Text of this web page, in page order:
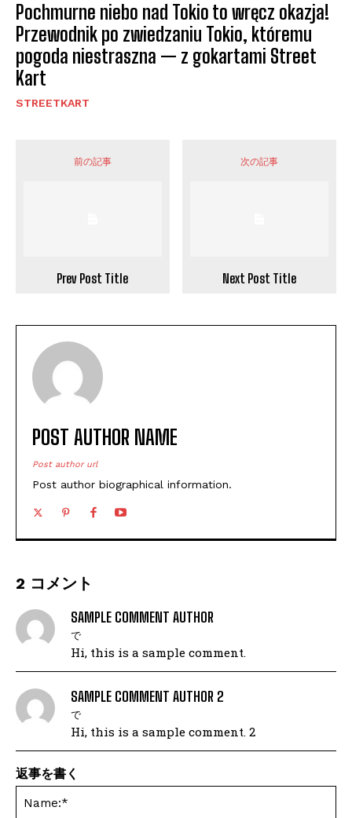
Pochmurne niebo nad Tokio to wręcz okazja!
Przewodnik po zwiedzaniu Tokio, któremu
pogoda niestraszna — z gokartami Street
Kart
STREETKART
前の記事
Prev Post Title
次の記事
Next Post Title
POST AUTHOR NAME
Post author url
Post author biographical information.
2 コメント
SAMPLE COMMENT AUTHOR
で
Hi, this is a sample comment.
SAMPLE COMMENT AUTHOR 2
で
Hi, this is a sample comment. 2
返事を書く